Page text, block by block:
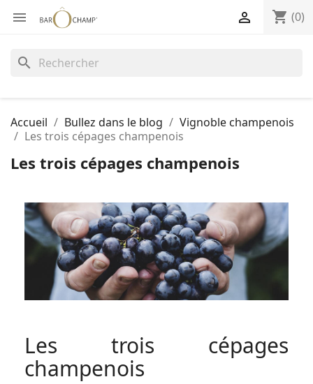
 shopping_cart (0)

search
Accueil Bullez dans le blog
Vignoble champenois
Les trois cépages champenois
Les trois cépages champenois
Les trois cépages
champenois